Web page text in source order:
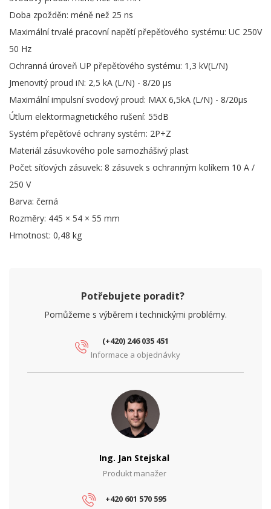
Doba zpožděn: méně než 25 ns
Maximální trvalé pracovní napětí přepěťového systému: UC 250V
50 Hz
Ochranná úroveň UP přepěťového systému: 1,3 kV(L/N)
Jmenovitý proud iN: 2,5 kA (L/N) - 8/20 µs
Maximální impulsní svodový proud: MAX 6,5kA (L/N) - 8/20µs
Útlum elektormagnetického rušení: 55dB
Systém přepěťové ochrany systém: 2P+Z
Materiál zásuvkového pole samozhášivý plast
Počet síťových zásuvek: 8 zásuvek s ochranným kolíkem 10 A /
250 V
Barva: černá
Rozměry: 445 × 54 × 55 mm
Hmotnost: 0,48 kg
Potřebujete poradit?
Pomůžeme s výběrem i technickými problémy.
(+420) 246 035 451
Informace a objednávky
Ing. Jan Stejskal
Produkt manažer
+420 601 570 595